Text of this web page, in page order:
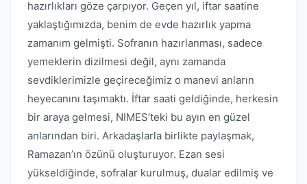
hazırlıkları göze çarpıyor. Geçen yıl, iftar saatine
yaklaştığımızda, benim de evde hazırlık yapma
zamanım gelmişti. Sofranın hazırlanması, sadece
yemeklerin dizilmesi değil, aynı zamanda
sevdiklerimizle geçireceğimiz o manevi anların
heyecanını taşımaktı. İftar saati geldiğinde, herkesin
bir araya gelmesi, NIMES’teki bu ayın en güzel
anlarından biri. Arkadaşlarla birlikte paylaşmak,
Ramazan’ın özünü oluşturuyor. Ezan sesi
yükseldiğinde, sofralar kurulmuş, dualar edilmiş ve